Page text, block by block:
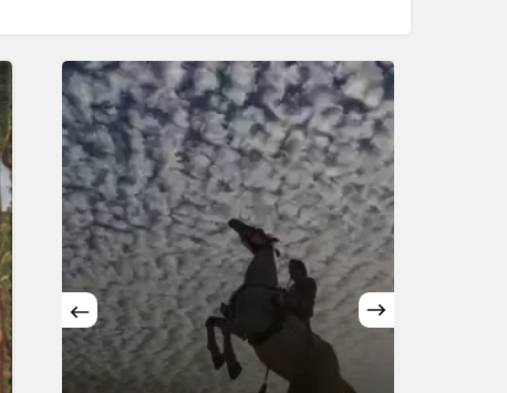
Sistem Modu
Sistem modunu seçin.